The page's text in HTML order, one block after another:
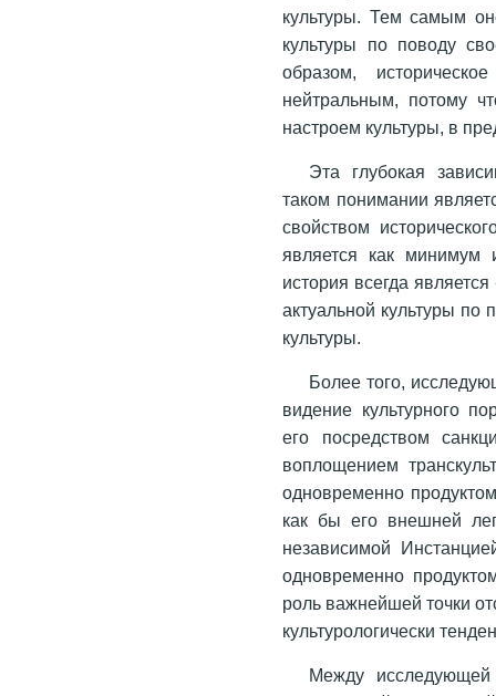
культуры. Тем самым
культуры по поводу
образом,
нейтральным, потому
настроем культуры, в
Эта глубокая
таком понимании
свойством
является как минимум
история всегда
актуальной культуры
культуры.
Более того,
видение культурного
его посредством
воплощением
одновременно
как бы его внешней
независимой
одновременно
роль важнейшей точки
культурологически
Между